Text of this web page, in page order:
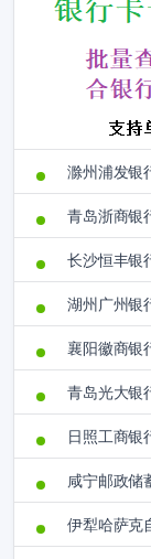
滁州浦发银
青岛浙商银
长沙恒丰银
湖州广州银
襄阳徽商银
青岛光大银
日照工商银
咸宁邮政储
伊犁哈萨克